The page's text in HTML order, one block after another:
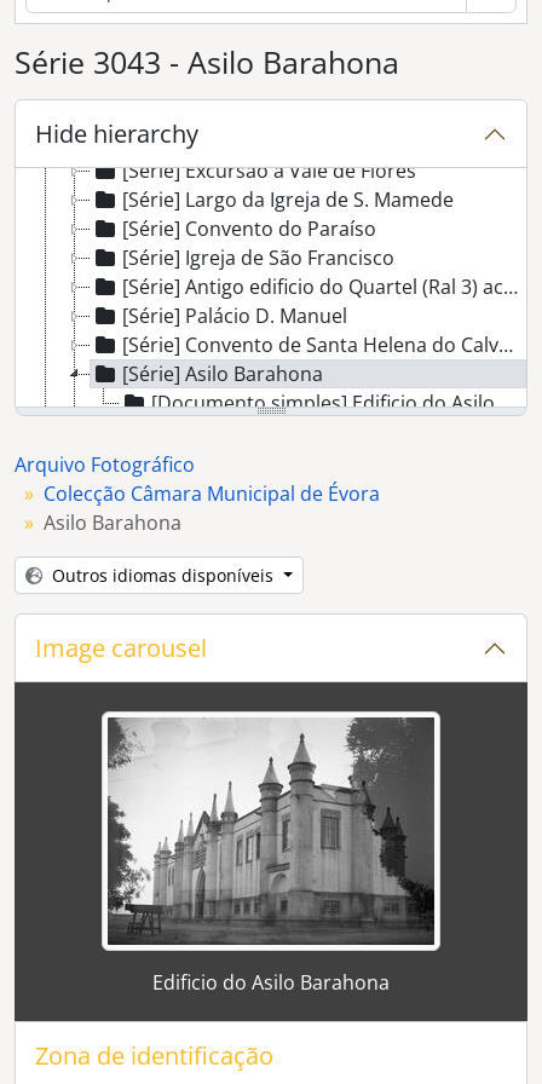
Série 3043 - Asilo Barahona
Hide hierarchy
[Série] Altares de Igrejas não identificados
[Série] Ruínas Fingidas no Jardim Público
[Série] Brasão não identificado
[Série] Excursão a Vale de Flores
[Série] Largo da Igreja de S. Mamede
[Série] Convento do Paraíso
[Série] Igreja de São Francisco
[Série] Antigo edificio do Quartel (Ral 3) actualmente Colégio Luis Verney
[Série] Palácio D. Manuel
[Série] Convento de Santa Helena do Calvário
[Série] Asilo Barahona
[Documento simples] Edificio do Asilo Barahona
[Série] Convento da Graça
[Série] Festas Comemorativas do 4º centenário do Descobrimento do caminho marítimo para a Indía
[Série] Biblioteca Pública
[Série] Convento da Cartuxa
[Série] Igreja de Nª Srª d'Aires
[Série] Vistas da cidade
[Série] Beco do Chantre
[Série] Reprodução de plantas da cidade
[Série] Edificio da actual residencial Riviera
[Série] Seminário
[Série] Reformatório de Santa Marta
[Série] Monumento de homenagem ao Barahona no Jardim Diana
[Série] Reprodução de quadros
[Série] Rapaz a fazer slide a partir da igreja de Santo Antão
[Série] Diversas imagens do Templo Romano
[Série] Pedestal da Florbela Espanca
[Série] Aspectos do Jardim Diana
[Série] Largo da Porta de Moura
Arquivo Fotográfico
Colecção Câmara Municipal de Évora
Asilo Barahona
Outros idiomas disponíveis
Image carousel
Changing the current slide of this carousel will
Clicking this description title link will open the
Edificio do Asilo Barahona
Zona de identificação